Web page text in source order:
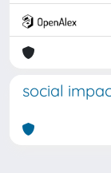
social